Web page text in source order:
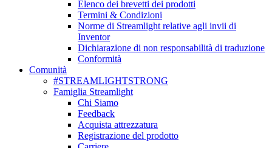
Elenco dei brevetti dei prodotti
Termini & Condizioni
Norme di Streamlight relative agli invii di
Inventor
Dichiarazione di non responsabilità di traduzione
Conformità
Comunità
#STREAMLIGHTSTRONG
Famiglia Streamlight
Chi Siamo
Feedback
Acquista attrezzatura
Registrazione del prodotto